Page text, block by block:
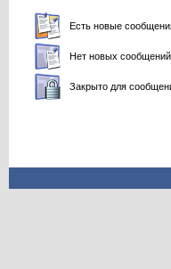
Есть новые
Нет новых сообщений
Закрыто для